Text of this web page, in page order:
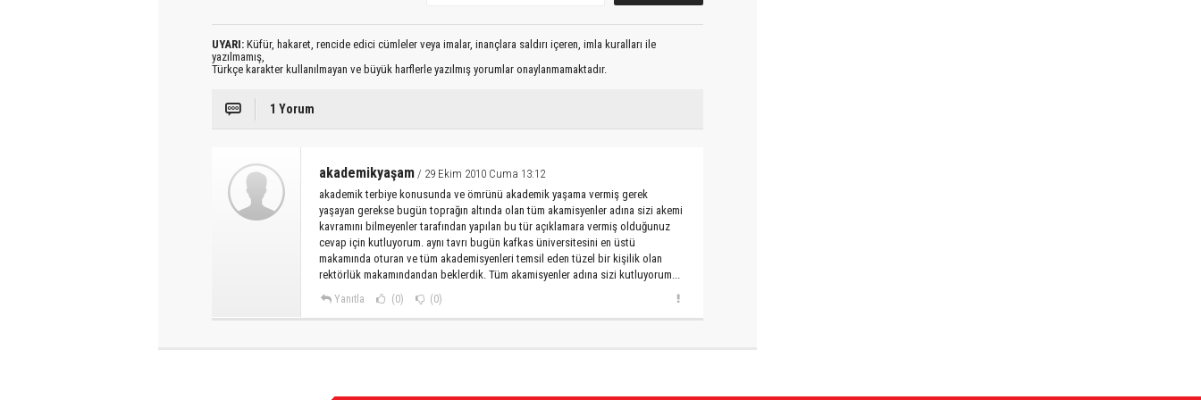
UYARI: Küfür, hakaret, rencide edici cümleler veya imalar, inançlara saldırı içeren, imla kuralları ile
yazılmamış,
Türkçe karakter kullanılmayan ve büyük harflerle yazılmış yorumlar onaylanmamaktadır.
1 Yorum
akademikyaşam / 29 Ekim 2010 Cuma 13:12
akademik terbiye konusunda ve ömrünü akademik yaşama vermiş gerek
yaşayan gerekse bugün toprağın altında olan tüm akamisyenler adına sizi akemi
kavramını bilmeyenler tarafından yapılan bu tür açıklamara vermiş olduğunuz
cevap için kutluyorum. aynı tavrı bugün kafkas üniversitesini en üstü
makamında oturan ve tüm akademisyenleri temsil eden tüzel bir kişilik olan
rektörlük makamındandan beklerdik. Tüm akamisyenler adına sizi kutluyorum...
Yanıtla (0) (0)